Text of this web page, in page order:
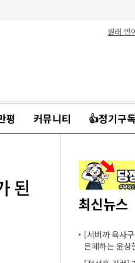
원래 언
평 커뮤니티 👍정기구
된
최신뉴스
[서버까 육사
은폐하는 윤상